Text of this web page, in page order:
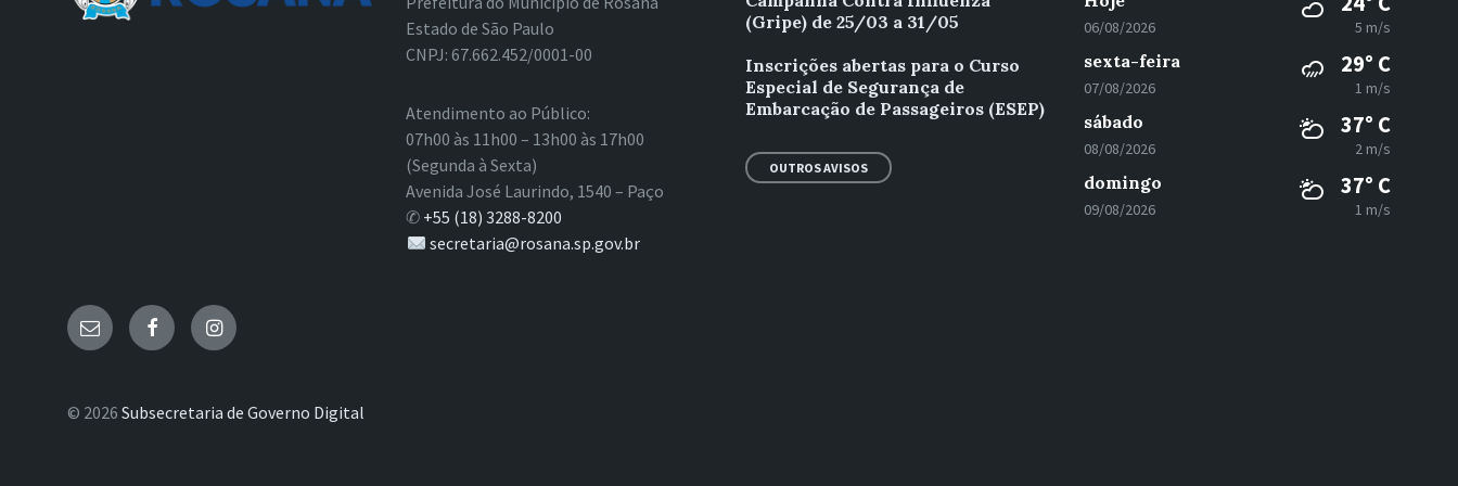
Estado de São Paulo
CNPJ: 67.662.452/0001-00
Atendimento ao Público:
07h00 às 11h00 – 13h00 às 17h00
(Segunda à Sexta)
Avenida José Laurindo, 1540 – Paço
✆ +55 (18) 3288-8200
secretaria@rosana.sp.gov.br
(Gripe) de 25/03 a 31/05
Inscrições abertas para o Curso
Especial de Segurança de
Embarcação de Passageiros (ESEP)
OUTROS AVISOS
06/08/2026 5 m/s
sexta-feira
07/08/2026
29° C
1 m/s
sábado
08/08/2026
37° C
2 m/s
domingo
09/08/2026
37° C
1 m/s
E- FacebookInstagram
© 2026 Subsecretaria de Governo Digital